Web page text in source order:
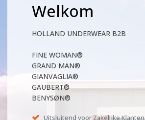
Welkom
HOLLAND UNDERWEAR B2B
FINE WOMAN®
GRAND MAN®
GIANVAGLIA®
GAUBERT®
BENYSØN®
Uitsluitend voor Zakelijke Klanten